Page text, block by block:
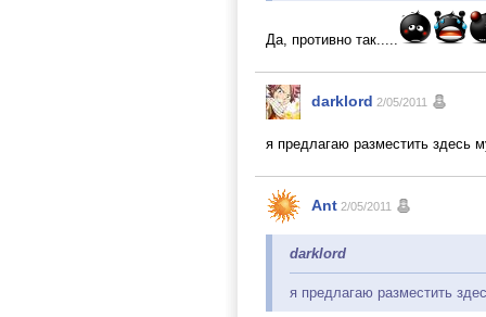
Да, противно так.....
darklord 2/05/2011
я предлагаю разместить здесь
Ant 2/05/2011
darklord
я предлагаю разместить